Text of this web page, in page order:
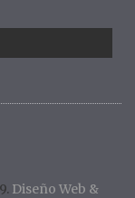
Diseño Web &